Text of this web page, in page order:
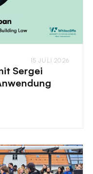
15 JULI 2026
Sergei